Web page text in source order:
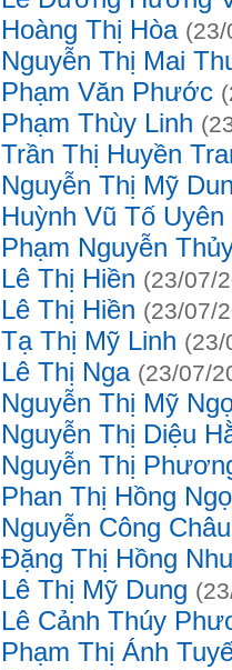
Hoàng Thị Hòa
Nguyễn Thị Mai
Phạm Văn Phước
Phạm Thùy Linh
Trần Thị Huyền
Nguyễn Thị Mỹ
Huỳnh Vũ Tố Uyên
Phạm Nguyễn
Lê Thị Hiền (23/07/
Lê Thị Hiền (23/07/
Tạ Thị Mỹ Linh (23/
Lê Thị Nga (23/07/
Nguyễn Thị Mỹ
Nguyễn Thị Diệu
Nguyễn Thị
Phan Thị Hồng
Nguyễn Công Châu
Đặng Thị Hồng
Lê Thị Mỹ Dung
Lê Cảnh Thúy
Phạm Thị Ánh